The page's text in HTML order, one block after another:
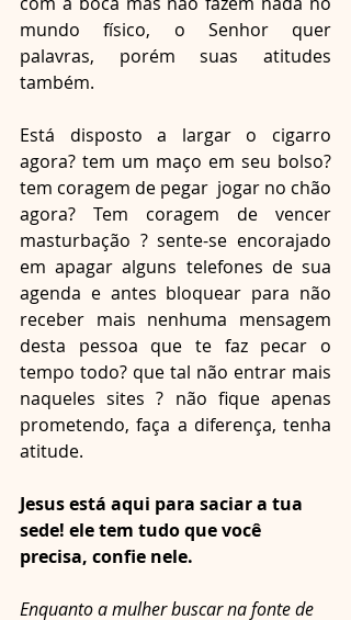
mundo físico, o Senhor quer
palavras, porém suas atitudes
também.
Está disposto a largar o cigarro
agora? tem um maço em seu bolso?
tem coragem de pegar  jogar no chão
agora? Tem coragem de vencer
masturbação ? sente-se encorajado
em apagar alguns telefones de sua
agenda e antes bloquear para não
receber mais nenhuma mensagem
desta pessoa que te faz pecar o
tempo todo? que tal não entrar mais
naqueles sites ? não fique apenas
prometendo, faça a diferença, tenha
atitude.
Jesus está aqui para saciar a tua
sede! ele tem tudo que você
precisa, confie nele.
Enquanto a mulher buscar na fonte de